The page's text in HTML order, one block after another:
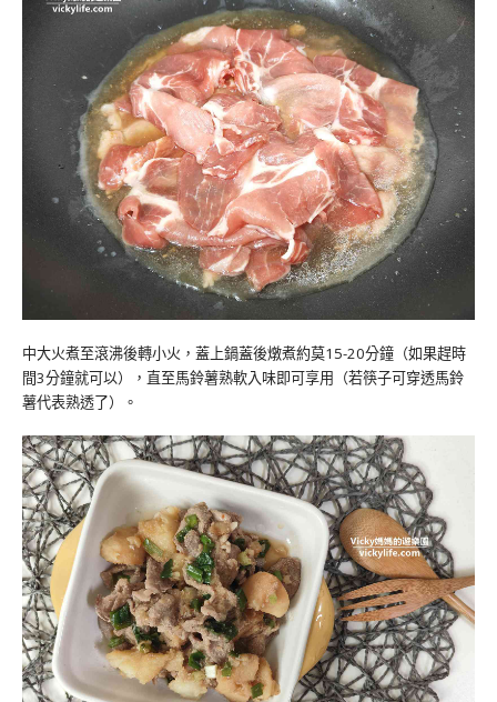
中大火煮至滾沸後轉小火，蓋上鍋蓋後燉煮約莫15-20分鐘 （如果趕時
間3分鐘就可以）
， 直至馬鈴薯熟軟入味即可享用 （若筷子可穿透馬鈴
薯代表熟透了）
。